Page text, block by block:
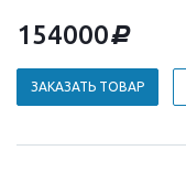
154000d
ЗАКАЗАТЬ ТОВАР